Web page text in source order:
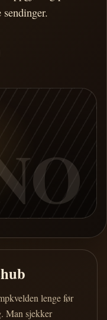
lenge før
Man sjekker